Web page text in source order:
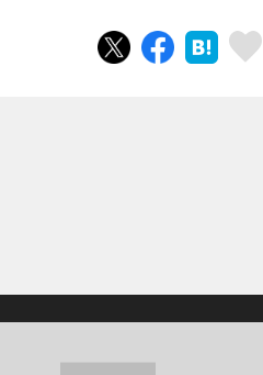
ツイートシェア はてブ